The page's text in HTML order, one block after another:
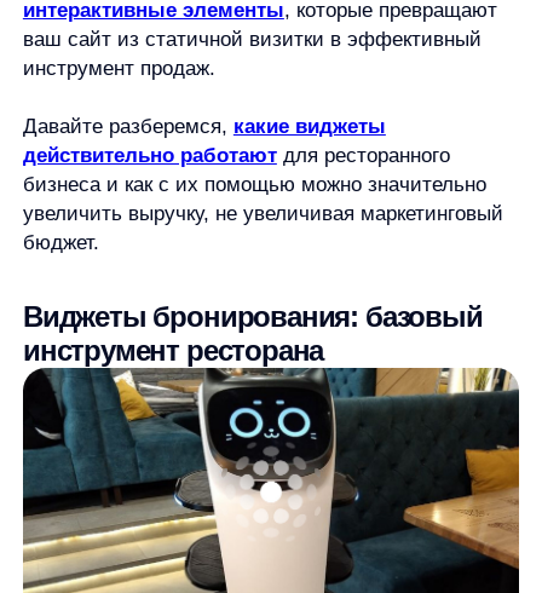
бюджет.
Виджеты бронирования: базовый
Современные гости все чаще предпочитают
бронировать столики онлайн — это быстро, удобно
и не требует телефонных звонков. По данным
исследований, рестораны, внедрившие онлайн-
бронирование, отмечают рост числа резервов
на 27% уже в первые месяцы.
Существует несколько типов виджетов
бронирования, каждый из которых подходит для
определенного формата заведения: